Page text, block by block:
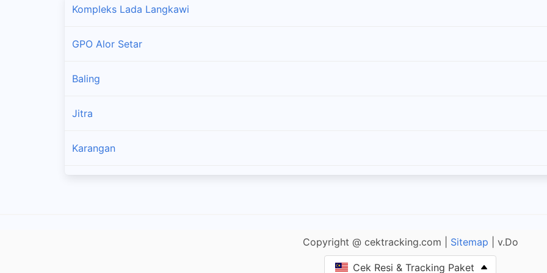
Kompleks Lada Langkawi
GPO Alor Setar
Baling
Jitra
Karangan
Copyright @ cektracking.com | Sitemap | v.Do
Cek Resi & Tracking Paket